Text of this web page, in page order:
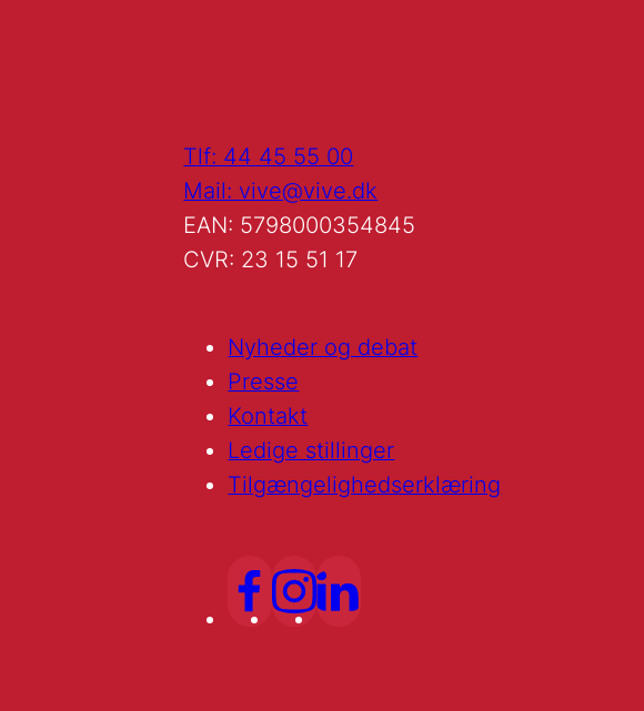
Tlf: 44 45 55 00
Mail: vive@vive.dk
EAN: 5798000354845
CVR: 23 15 51 17
Nyheder og debat
Presse
Kontakt
Ledige stillinger
Tilgængelighedserklæring